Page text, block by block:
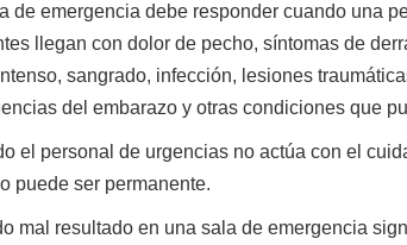
de emergencia debe responder cuando una
llegan con dolor de pecho, síntomas de
sangrado, infección, lesiones
del embarazo y otras condiciones que
el personal de urgencias no actúa con el
puede ser permanente.
mal resultado en una sala de emergencia
capaz, responde rápido y tiene
... tiene la combinación de